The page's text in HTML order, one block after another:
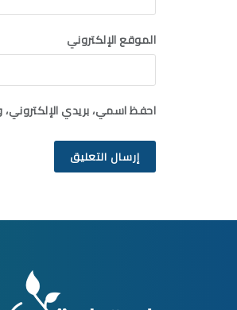
الموقع الإلكتروني
احفظ اسمي، بريدي